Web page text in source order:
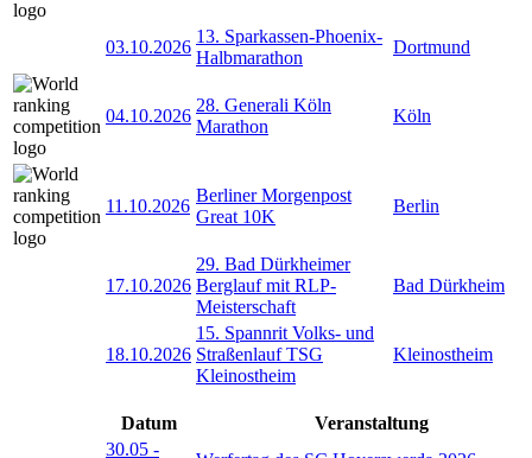
03.10.2026
13. Sparkassen-Phoenix-
Halbmarathon
Dortmund
04.10.2026
28. Generali Köln
Marathon
Köln
11.10.2026
Berliner Morgenpost
Great 10K
Berlin
17.10.2026
29. Bad Dürkheimer
Berglauf mit RLP-
Meisterschaft
Bad Dürkheim
18.10.2026
15. Spannrit Volks- und
Straßenlauf TSG
Kleinostheim
Kleinostheim
Datum
Veranstaltung
30.05 -